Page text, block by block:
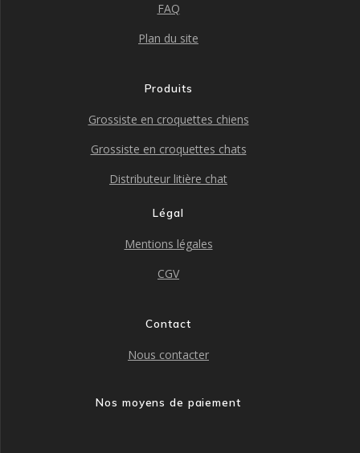
FAQ
Plan du site
Produits
Grossiste en croquettes chiens
Grossiste en croquettes chats
Distributeur litière chat
Légal
Mentions légales
CGV
Contact
Nous contacter
Nos moyens de paiement